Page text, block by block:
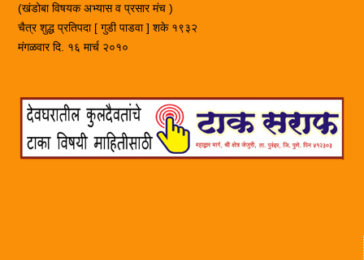
(खंडोबा विषयक अभ्यास व प्रसार मंच )
चैत्र शुद्ध प्रतिपदा [ गुडी पाडवा ] शके १९३२
मंगळवार दि. १६ मार्च २०१०